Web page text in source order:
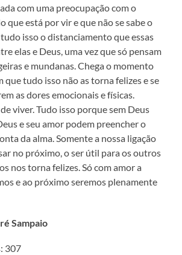
com uma preocupação com o
que está por vir e que não se sabe o
tudo isso o distanciamento que essas
elas e Deus, uma vez que só pensam
e mundanas. Chega o momento
que tudo isso não as torna felizes e se
as dores emocionais e físicas.
viver. Tudo isso porque sem Deus
e seu amor podem preencher o
da alma. Somente a nossa ligação
no próximo, o ser útil para os outros
nos torna felizes. Só com amor a
e ao próximo seremos plenamente
Sampaio
307